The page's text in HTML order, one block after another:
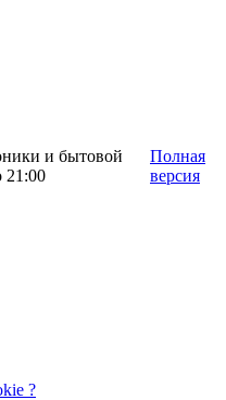
и бытовой
21:00
Полная
версия
?